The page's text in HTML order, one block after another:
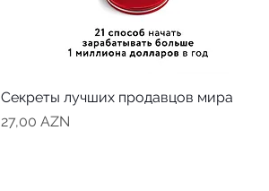
Секреты лучших продавцов мира
Цена
27,00 AZN